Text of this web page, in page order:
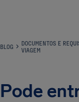
BLOG
DOCUMENTOS E
VIAGEM
Pode